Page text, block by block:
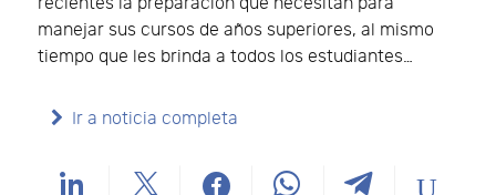
manejar sus cursos de años superiores, al mismo
tiempo que les brinda a todos los estudiantes…
Ir a noticia completa